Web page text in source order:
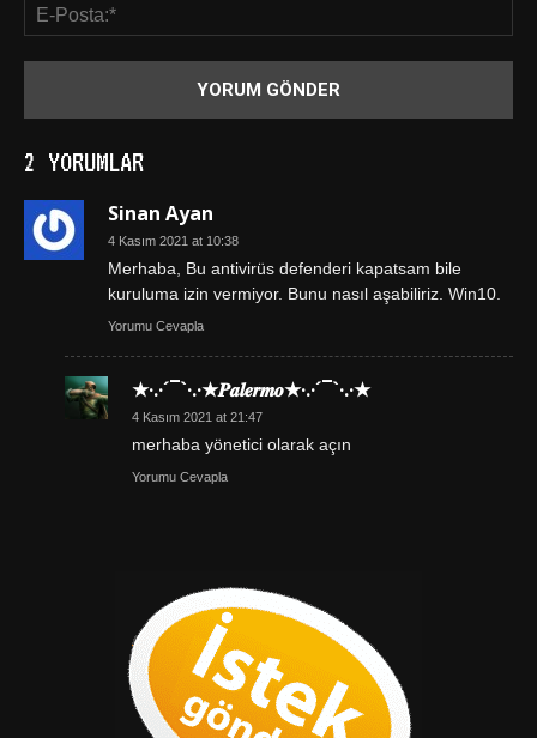
2 YORUMLAR
Sinan Ayan
4 Kasım 2021 at 10:38
Merhaba, Bu antivirüs defenderi kapatsam bile
kuruluma izin vermiyor. Bunu nasıl aşabiliriz. Win10.
Yorumu Cevapla
★·.·´¯`·.·★𝑷𝒂𝒍𝒆𝒓𝒎𝒐★·.·´¯`·.·★
4 Kasım 2021 at 21:47
merhaba yönetici olarak açın
Yorumu Cevapla